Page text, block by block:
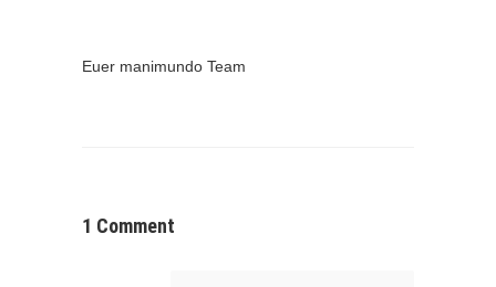
Euer manimundo Team
1 Comment